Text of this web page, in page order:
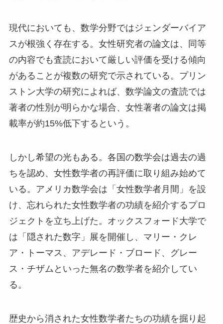
現代においても、数学分野ではジェンダーバイア
スが根強く存在する。女性研究者の論文は、同等
の内容でも査読において厳しい評価を受ける傾向
があることが複数の研究で示されている。プリン
ストン大学の研究によれば、数学論文の査読では
著者の性別が明らかな場合、女性著者の論文は掲
載率が約15%低下するという。
しかし希望の光もある。各国の数学会は過去の過
ちを認め、女性数学者の再評価に取り組み始めて
いる。アメリカ数学会は「女性数学者月間」を設
け、忘れられた女性数学者の功績を紹介するプロ
ジェクトを立ち上げた。オックスフォード大学で
は「隠された数字」展を開催し、マリー・クレ
ア・トーマス、アデレード・ブロード、グレー
ス・チザムといった無名の数学者を紹介してい
る。
歴史から消された女性数学者たちの功績を掘り起